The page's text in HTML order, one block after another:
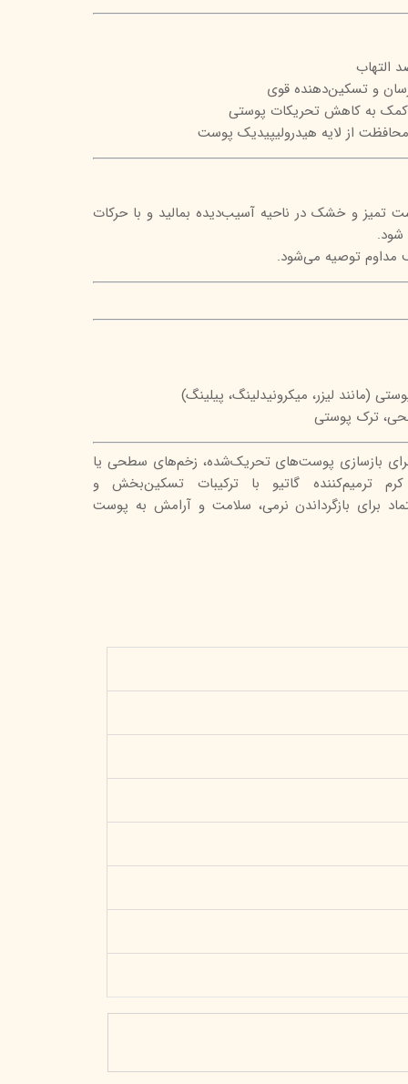
التهاب
کمک به کاهش تحریکات پوستی
محافظت از لایه هیدرولیپیدیک پوست
روی پوست تمیز و خشک در ناحیه آسیب‌دیده بمالید و با حرکات
شود.
مداوم توصیه می‌شود.
(مانند لیزر، میکرونیدلینگ، پیلینگ)
ترک پوستی
بازسازی پوست‌های تحریک‌شده، زخم‌های سطحی یا
ترمیم‌کننده گاتیو با ترکیبات تسکین‌بخش و
برای بازگرداندن نرمی، سلامت و آرامش به پوست